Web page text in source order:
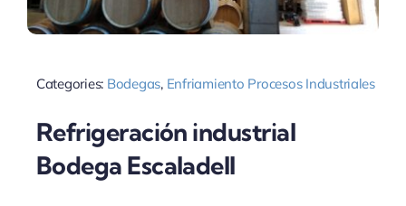
Categories: Bodegas, Enfriamiento Procesos Industriales
Refrigeración industrial
Bodega Escaladell